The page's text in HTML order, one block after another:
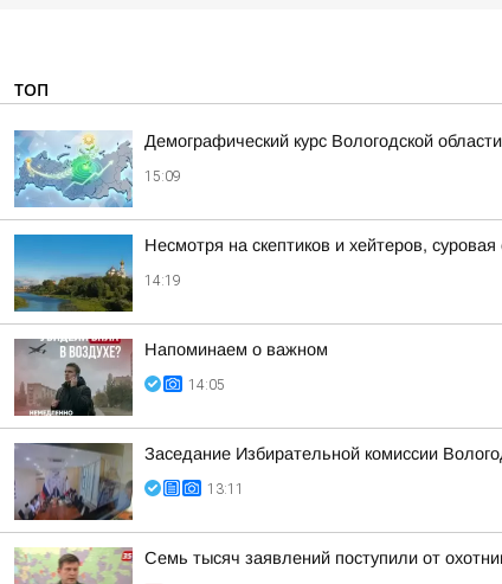
ТОП
Демографический курс Вологодской
15:09
Несмотря на скептиков и хейтеров,
14:19
Напоминаем о важном
14:05
Заседание Избирательной комиссии
13:11
Семь тысяч заявлений поступили от